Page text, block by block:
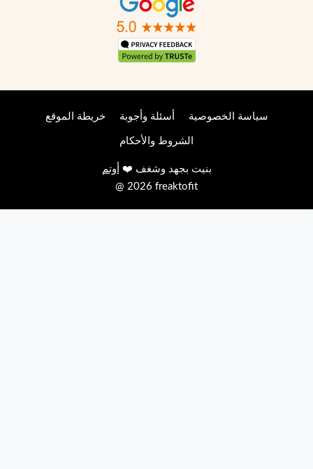
خريطة الموقع أسئلة وأجوبة سياسة الخصوصية
الشروط والأحكام
بنيت بجهد وشغف ❤️ أوتم
@ 2026 freaktofit